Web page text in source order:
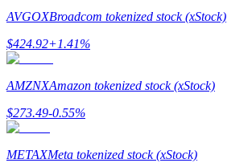
機槍池
AVGOXBroadcom tokenized stock (xStock)
$424.92+1.41%
AMZNXAmazon tokenized stock (xStock)
$273.49-0.55%
METAXMeta tokenized stock (xStock)